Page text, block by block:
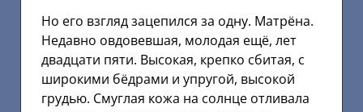
Но его взгляд зацепился за одну. Матрёна.
Недавно овдовевшая, молодая ещё, лет
двадцати пяти. Высокая, крепко сбитая, с
широкими бёдрами и упругой, высокой
грудью. Смуглая кожа на солнце отливала